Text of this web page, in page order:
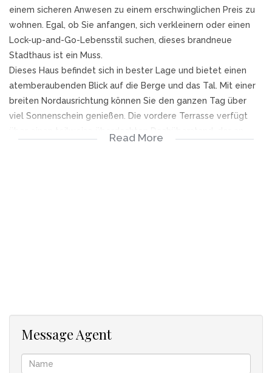
einem sicheren Anwesen zu einem erschwinglichen Preis zu
wohnen. Egal, ob Sie anfangen, sich verkleinern oder einen
Lock-up-and-Go-Lebensstil suchen, dieses brandneue
Stadthaus ist ein Muss.
Dieses Haus befindet sich in bester Lage und bietet einen
atemberaubenden Blick auf die Berge und das Tal. Mit einer
breiten Nordausrichtung können Sie den ganzen Tag über
viel Sonnenschein genießen. Die vordere Terrasse verfügt
Küchentheke dient gleichzeitig als Essbereich und ermöglicht
entspannte Mahlzeiten, während Sie mit Ihren Gästen in
Verbindung bleiben oder einfach nur die Aussicht genießen.
Der Essbereich führt durch große Schiebetüren in den Garten
Read More
Message Agent